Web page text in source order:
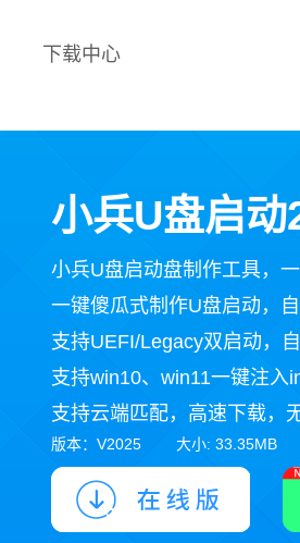
下载中心
小兵U盘启动
小兵U盘启动盘制作工具，
一键傻瓜式制作U盘启动，
支持UEFI/Legacy双启动，
支持win10、win11一键注入
支持云端匹配，高速下载，
版本：V2025 大小: